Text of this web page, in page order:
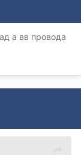
а вв провода